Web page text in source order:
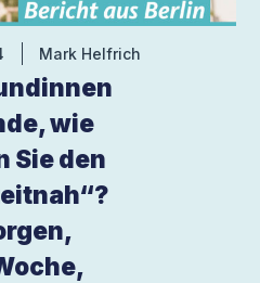
Mark Helfrich
wie
Sie den